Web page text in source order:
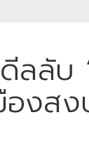
ลลับ
องส